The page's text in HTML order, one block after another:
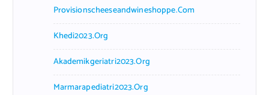
Provisionscheeseandwineshoppe.com
Khedi2023.org
Akademikgeriatri2023.org
Marmarapediatri2023.org